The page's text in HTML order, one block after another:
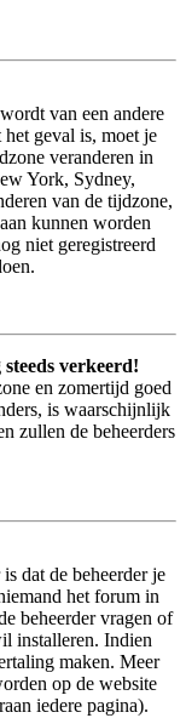
van een andere
geval is, moet je
veranderen in
York, Sydney,
van de tijdzone,
kunnen worden
niet geregistreerd
verkeerd!
en zomertijd goed
is waarschijnlijk
zullen de beheerders
dat de beheerder je
het forum in
beheerder vragen of
installeren. Indien
maken. Meer
op de website
iedere pagina).